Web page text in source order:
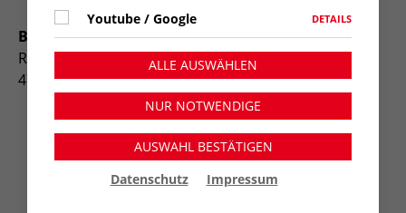
Berufskolleg für Technik
Repelener Str. 101
47441 Moers
Youtube / Google DETAILS
ALLE AUSWÄHLEN
NUR NOTWENDIGE
AUSWAHL BESTÄTIGEN
Datenschutz
Impressum